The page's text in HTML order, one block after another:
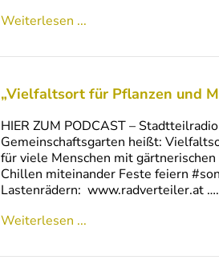
Weiterlesen ...
„Vielfaltsort für Pflanzen und
HIER ZUM PODCAST –
Gemeinschaftsgarten heißt:
für viele Menschen mit
Chillen miteinander Feste feiern
Lastenrädern: www.radverteiler.at
Weiterlesen ...